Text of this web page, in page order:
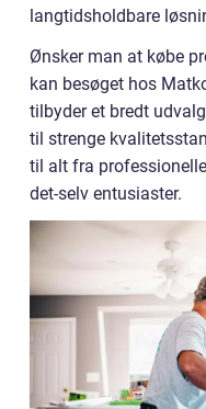
langtidsholdbare
Ønsker man at købe
kan besøget hos
tilbyder et bredt
til strenge
til alt fra
det-selv entusiaster.